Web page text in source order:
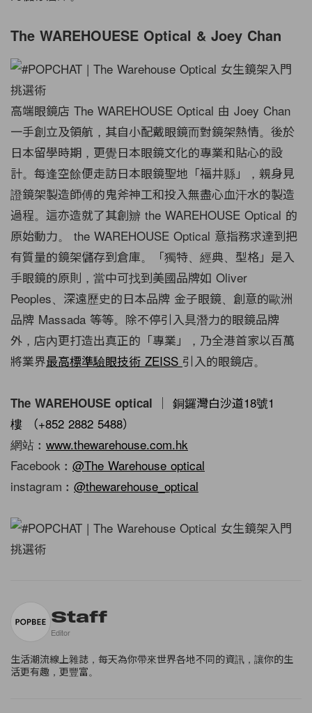
The WAREHOUESE Optical & Joey Chan
高端眼鏡店 The WAREHOUSE Optical 由 Joey Chan
一手創立及領航，其自小配戴眼鏡而對鏡架熱情。後於
日本留學時期，更覺日本眼鏡文化的專業和貼心的設
計。每逢空餘便走訪日本眼鏡聖地「福井縣」，親身見
證鏡架製造師傅的鬼斧神工和投入無盡心血汗水的製造
過程。這亦造就了其創辧 the WAREHOUSE Optical 的
原始動力。 the WAREHOUSE Optical 意指務求達到把
有質量的鏡架儲存到倉庫。「獨特、經典、型格」是入
手眼鏡的原則，當中可找到美國品牌如 Oliver
Peoples、深遠歷史的日本品牌 金子眼鏡、創意的歐洲
品牌 Massada 等等。除不停引入具潛力的眼鏡品牌
外，店內更打造出真正的「專業」，乃全港首家以百萬
將業界最高標準驗眼技術 ZEISS 引入的眼鏡店。
The WAREHOUSE optical ｜ 銅鑼灣白沙道18號1
樓 （+852 2882 5488）
網站︰ www.thewarehouse.com.hk
Facebook︰ @The Warehouse optical
instagram︰ @thewarehouse_optical
Staff
Editor
生活潮流線上雜誌，每天為你帶來世界各地不同的資訊，讓你的生
活更有趣，更豐富。